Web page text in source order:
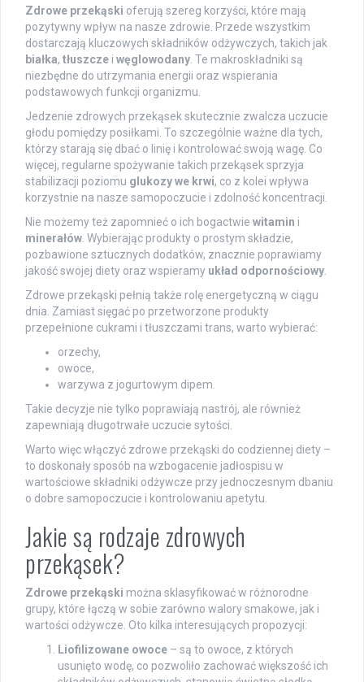
Zdrowe przekąski oferują szereg korzyści, które mają
pozytywny wpływ na nasze zdrowie. Przede wszystkim
dostarczają kluczowych składników odżywczych, takich jak
białka, tłuszcze i węglowodany . Te makroskładniki są
niezbędne do utrzymania energii oraz wspierania
podstawowych funkcji organizmu.
Jedzenie zdrowych przekąsek skutecznie zwalcza uczucie
głodu pomiędzy posiłkami. To szczególnie ważne dla tych,
którzy starają się dbać o linię i kontrolować swoją wagę. Co
więcej, regularne spożywanie takich przekąsek sprzyja
stabilizacji poziomu glukozy we krwi, co z kolei wpływa
korzystnie na nasze samopoczucie i zdolność koncentracji.
Nie możemy też zapomnieć o ich bogactwie witamin i
minerałów . Wybierając produkty o prostym składzie,
pozbawione sztucznych dodatków, znacznie poprawiamy
jakość swojej diety oraz wspieramy układ odpornościowy
Zdrowe przekąski pełnią także rolę energetyczną w ciągu
dnia. Zamiast sięgać po przetworzone produkty
przepełnione cukrami i tłuszczami trans, warto wybierać:
orzechy,
owoce,
warzywa z jogurtowym dipem.
Takie decyzje nie tylko poprawiają nastrój, ale również
zapewniają długotrwałe uczucie sytości.
Warto więc włączyć zdrowe przekąski do codziennej diety –
to doskonały sposób na wzbogacenie jadłospisu w
wartościowe składniki odżywcze przy jednoczesnym dbaniu
o dobre samopoczucie i kontrolowaniu apetytu.
Jakie są rodzaje zdrowych
przekąsek?
Zdrowe przekąski można sklasyfikować w różnorodne
grupy, które łączą w sobie zarówno walory smakowe, jak i
wartości odżywcze. Oto kilka interesujących propozycji:
Liofilizowane owoce – są to owoce, z których
usunięto wodę, co pozwoliło zachować większość ich